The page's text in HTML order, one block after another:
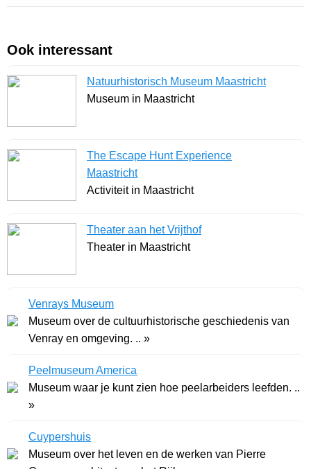
Ook interessant
Natuurhistorisch Museum Maastricht
Museum in Maastricht
The Escape Hunt Experience
Maastricht
Activiteit in Maastricht
Theater aan het Vrijthof
Theater in Maastricht
Venrays Museum
Museum over de cultuurhistorische geschiedenis van
Venray en omgeving. .. »
Peelmuseum America
Museum waar je kunt zien hoe peelarbeiders leefden. ..
»
Cuypershuis
Museum over het leven en de werken van Pierre